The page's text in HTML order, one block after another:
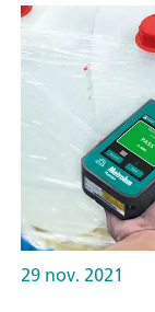
29 nov. 2021